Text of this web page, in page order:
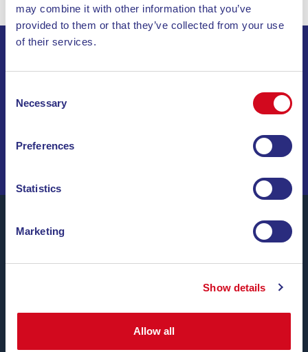
may combine it with other information that you’ve
provided to them or that they’ve collected from your use
of their services.
Selection
Necessary
Preferences
Statistics
Marketing
Show details
Allow all
ISCRIVITI ALLA NEWSLETTER
INVIA
NAVIGA TRA OFFERTE SPECIALI, DESTINAZIONI DA
tutto l’anno con tariffe
Piombino e Portoferraio.
Non vediamo l’ora di vederti a bordo.